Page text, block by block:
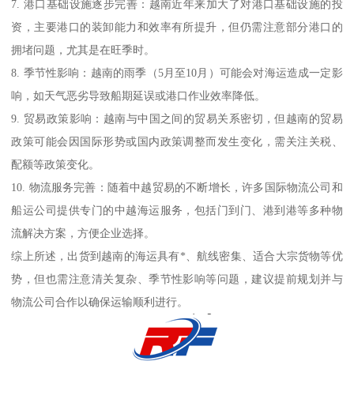
7. 港口基础设施逐步完善：越南近年来加大了对港口基础设施的投
资，主要港口的装卸能力和效率有所提升，但仍需注意部分港口的
拥堵问题，尤其是在旺季时。
8. 季节性影响：越南的雨季（5月至10月）可能会对海运造成一定影
响，如天气恶劣导致船期延误或港口作业效率降低。
9. 贸易政策影响：越南与中国之间的贸易关系密切，但越南的贸易
政策可能会因国际形势或国内政策调整而发生变化，需关注关税、
配额等政策变化。
10. 物流服务完善：随着中越贸易的不断增长，许多国际物流公司和
船运公司提供专门的中越海运服务，包括门到门、港到港等多种物
流解决方案，方便企业选择。
综上所述，出货到越南的海运具有*、航线密集、适合大宗货物等优
势，但也需注意清关复杂、季节性影响等问题，建议提前规划并与
物流公司合作以确保运输顺利进行。